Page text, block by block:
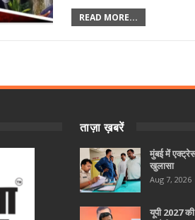
READ MORE...
ताज़ा ख़बरें
मुंबई में
खुलासा
Aug 7, 2026
यूपी 2027